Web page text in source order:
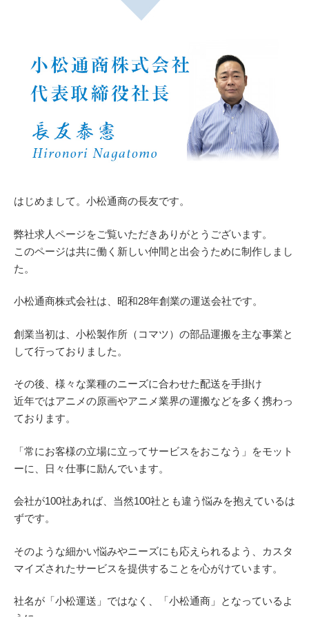
はじめまして。小松通商の長友です。
弊社求人ページをご覧いただきありがとうございます。
このページは共に働く新しい仲間と出会うために制作しまし
た。
小松通商株式会社は、昭和28年創業の運送会社です。
創業当初は、小松製作所（コマツ）の部品運搬を主な事業と
して行っておりました。
その後、様々な業種のニーズに合わせた配送を手掛け
近年ではアニメの原画やアニメ業界の運搬などを多く携わっ
ております。
「常にお客様の立場に立ってサービスをおこなう」をモット
ーに、日々仕事に励んでいます。
会社が100社あれば、当然100社とも違う悩みを抱えているは
ずです。
そのような細かい悩みやニーズにも応えられるよう、カスタ
マイズされたサービスを提供することを心がけています。
社名が「小松運送」ではなく、「小松通商」となっているよ